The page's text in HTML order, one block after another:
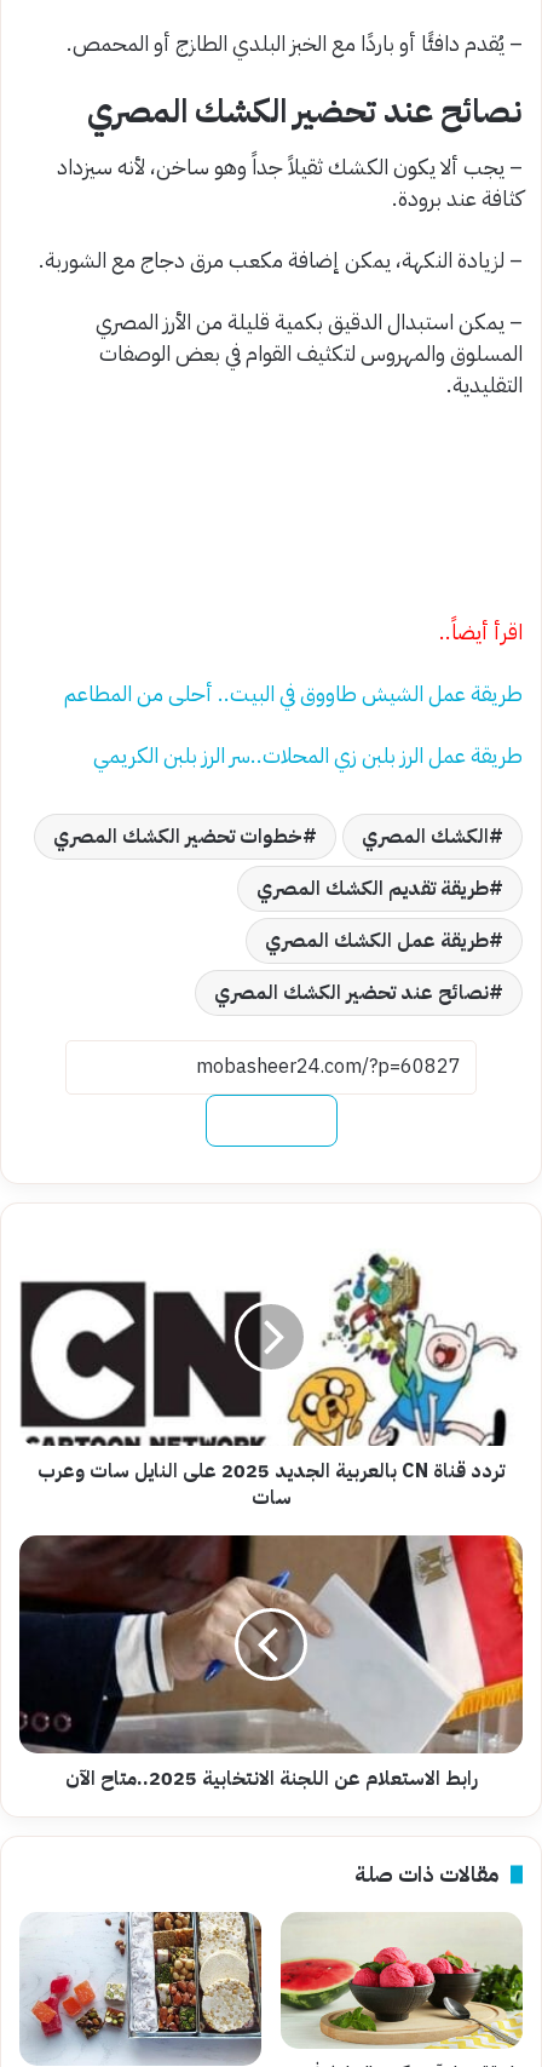
– يُقدم دافئًا أو باردًا مع الخبز البلدي الطازج أو المحمص.
نصائح عند تحضير الكشك المصري
– يجب ألا يكون الكشك ثقيلاً جداً وهو ساخن، لأنه سيزداد
كثافة عند برودة.
– لزيادة النكهة، يمكن إضافة مكعب مرق دجاج مع الشوربة.
– يمكن استبدال الدقيق بكمية قليلة من الأرز المصري
المسلوق والمهروس لتكثيف القوام في بعض الوصفات
التقليدية.
اقرأ أيضاً..
طريقة عمل الشيش طاووق في البيت.. أحلى من المطاعم
طريقة عمل الرز بلبن زي المحلات..سر الرز بلبن الكريمي
الكشك المصري
خطوات تحضير الكشك المصري
طريقة تقديم الكشك المصري
طريقة عمل الكشك المصري
نصائح عند تحضير الكشك المصري
بالعربية
الجديد
2025
النايل
سات
وعرب
سات
تردد قناة CN بالعربية الجديد 2025 على النايل سات وعرب
سات
رابط
الاستعلام
عن
اللجنة
الانتخابية
2025..متاح
الآن
رابط الاستعلام عن اللجنة الانتخابية 2025..متاح الآن
مقالات ذات صلة